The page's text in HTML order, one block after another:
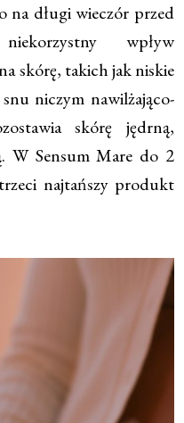
na długi wieczór przed
wpływ
skórę, takich jak niskie
niczym nawilżająco-
skórę jędrną,
W Sensum Mare do 2
najtańszy produkt